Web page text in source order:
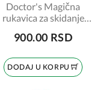
Doctor's Magična
rukavica za skidanje
900.00 RSD
DODAJ U KORPU